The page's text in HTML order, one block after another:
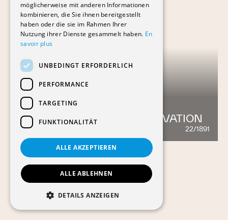
EPFL - QUARTIER DE L'INNOVATION
22/1891
möglicherweise mit anderen Informationen
kombinieren, die Sie ihnen bereitgestellt
haben oder die sie im Rahmen Ihrer
Nutzung ihrer Dienste gesammelt haben. En
savoir plus
UNBEDINGT ERFORDERLICH
PERFORMANCE
TARGETING
FUNKTIONALITÄT
ALLE AKZEPTIEREN
ALLE ABLEHNEN
DETAILS ANZEIGEN